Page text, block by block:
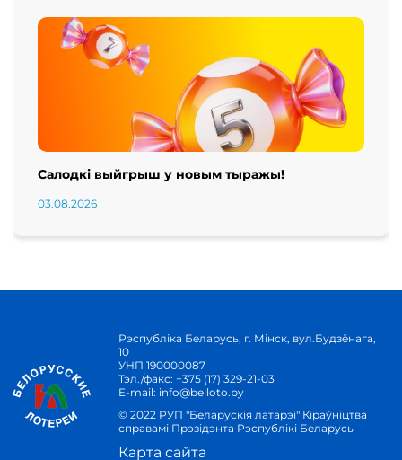
Салодкі выйгрыш у новым тыражы!
03.08.2026
Рэспубліка Беларусь, г. Мінск, вул.Будзёнага,
10
УНП 190000087
Тэл./факс: +375 (17) 329-21-03
E-mail: info@belloto.by
© 2022 РУП "Беларускія латарэі" Кіраўніцтва
справамі Прэзідэнта Рэспублікі Беларусь
Карта сайта